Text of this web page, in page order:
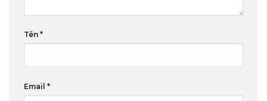
Tên *
Email *